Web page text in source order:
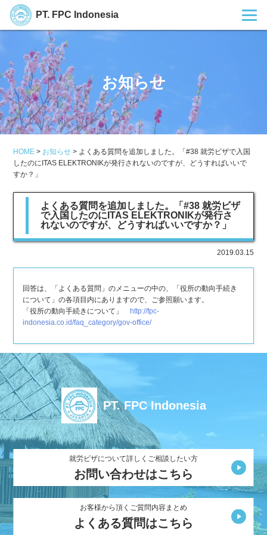
PT. FPC Indonesia
お知らせ
HOME > お知らせ > よくある質問を追加しました。「#38 就労ビザで入国
したのにITAS ELEKTRONIKが発行されないのですが、どうすればいいで
すか？」
よくある質問を追加しました。「#38 就労ビザ
で入国したのにITAS ELEKTRONIKが発行さ
れないのですが、どうすればいいですか？」
2019.03.15
回答は、「よくある質問」のメニューの中の、「役所の動向手続き
について」の各項目内にありますので、ご参照願います。
「役所の動向手続きについて」
http://fpc-
indonesia.co.id/faq_category/gov-office/
PT. FPC Indonesia
就労ビザについて詳しくご相談したい方
お問い合わせはこちら
お客様から頂くご質問内容まとめ
よくある質問はこちら